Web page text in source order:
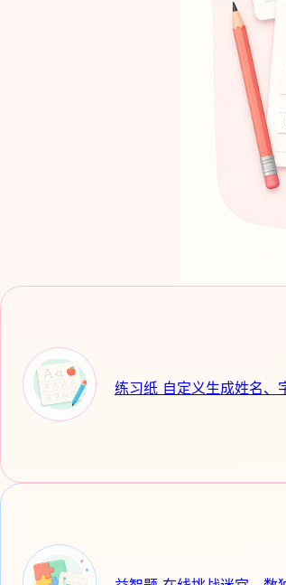
练习纸 自定义生成姓名、